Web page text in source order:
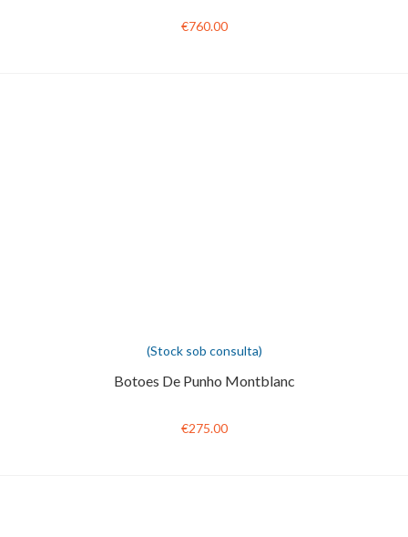
€760.00
(Stock sob consulta)
Botoes De Punho Montblanc
€275.00